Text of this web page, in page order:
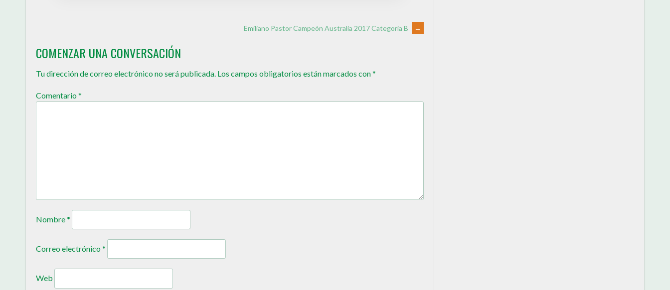
Emiliano Pastor Campeón Australia 2017 Categoría B →
COMENZAR UNA CONVERSACIÓN
Tu dirección de correo electrónico no será publicada. Los campos obligatorios están marcados con*
Comentario*
Nombre*
Correo electrónico*
Web